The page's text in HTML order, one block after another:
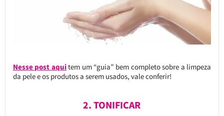
Nesse post aquitem um “guia” bem completo sobre a limpeza
da pele e os produtos a serem usados, vale conferir!
2. TONIFICAR